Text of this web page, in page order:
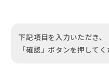
下記項目を入力いただき、
「確認」ボタンを押してく